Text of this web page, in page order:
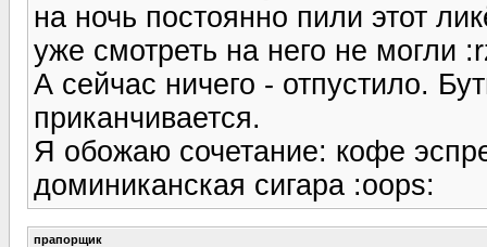
на ночь постоянно пили этот
уже смотреть на него не могли
А сейчас ничего - отпустило.
приканчивается.
Я обожаю сочетание: кофе
доминиканская сигара :oops:
прапорщик